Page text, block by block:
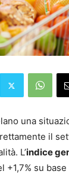
una
il
L’indice
+1,7% su